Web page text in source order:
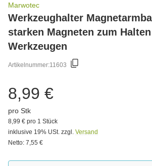
Marwotec
Werkzeughalter
starken Magneten zum
Werkzeugen
Artikelnummer:11603
8,99 €
pro Stk
8,99 € pro 1 Stück
inklusive 19% USt. zzgl. Versand
Netto: 7,55 €